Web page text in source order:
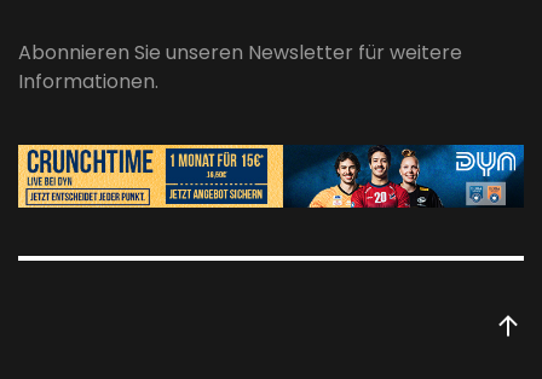
Abonnieren Sie unseren Newsletter für weitere
Informationen.